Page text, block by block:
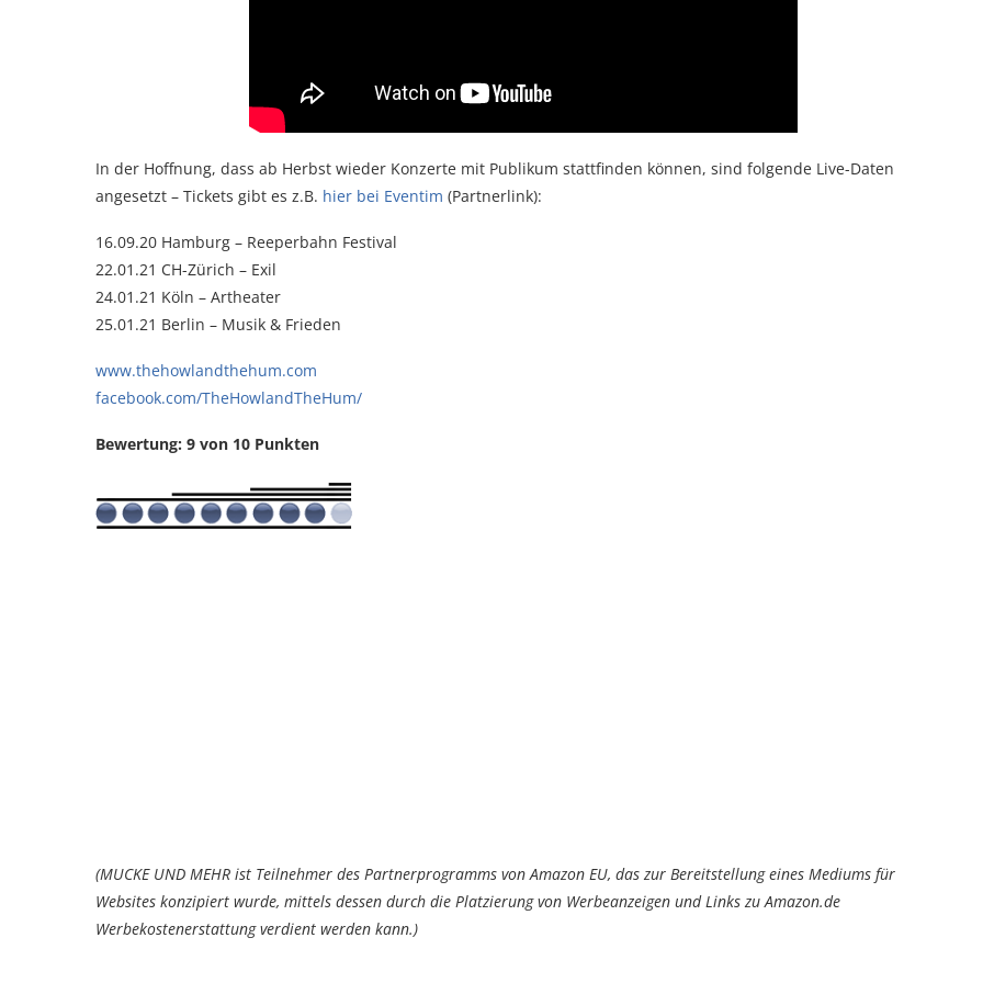
In der Hoffnung, dass ab Herbst wieder Konzerte mit Publikum stattfinden können, sind folgende Live-Daten
angesetzt – Tickets gibt es z.B. hier bei Eventim (Partnerlink):
16.09.20 Hamburg – Reeperbahn Festival
22.01.21 CH-Zürich – Exil
24.01.21 Köln – Artheater
25.01.21 Berlin – Musik & Frieden
www.thehowlandthehum.com
facebook.com/TheHowlandTheHum/
Bewertung: 9 von 10 Punkten
(MUCKE UND MEHR ist Teilnehmer des Partnerprogramms von Amazon EU, das zur Bereitstellung eines Mediums für
Websites konzipiert wurde, mittels dessen durch die Platzierung von Werbeanzeigen und Links zu Amazon.de
Werbekostenerstattung verdient werden kann.)